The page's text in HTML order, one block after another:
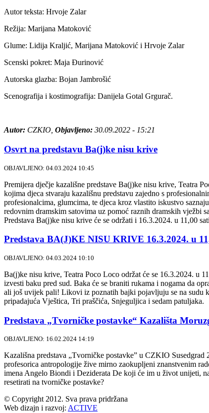
Autor teksta: Hrvoje Zalar
Režija: Marijana Matoković
Glume: Lidija Kraljić, Marijana Matoković i Hrvoje Zalar
Scenski pokret: Maja Đurinović
Autorska glazba: Bojan Jambrošić
Scenografija i kostimografija: Danijela Gotal Grgurač.
Autor: CZKIO, Objavljeno: 30.09.2022 - 15:21
Osvrt na predstavu Ba(j)ke nisu krive
OBJAVLJENO: 04.03.2024 10:45
Premijera dječje kazališne predstave Ba(j)ke nisu krive, Teatra
kojima djeca stvaraju kazališnu predstavu zajedno s
profesionalcima, glumcima, te djeca kroz vlastito iskustvo
redovnim dramskim satovima uz pomoć raznih dramskih vježbi
Predstava Ba(j)ke nisu krive će se održati i 16.3.2024. u 11,00
Predstava BA(J)KE NISU KRIVE 16.3.2024. u
OBJAVLJENO: 04.03.2024 10:10
Ba(j)ke nisu krive, Teatra Poco Loco održat će se 16.3.2024. u
izvesti baku pred sud. Baka će se braniti rukama i nogama da
ali još uvijek pali! Likovi iz poznatih bajki pojavljuju se na sudu
pripadajuća Vještica, Tri praščića, Snjeguljica i sedam patuljaka.
Predstava „Tvorničke postavke“ Kazališta
OBJAVLJENO: 16.02.2024 14:19
Kazališna predstava „Tvorničke postavke” u CZKIO
profesorica antropologije žive mirno zaokupljeni znanstvenim
imena Angelo Biondi i Deziderata De koji će im u život unijeti,
resetirati na tvorničke postavke?
© Copyright 2012. Sva prava pridržana
Web dizajn i razvoj: ACTIVE